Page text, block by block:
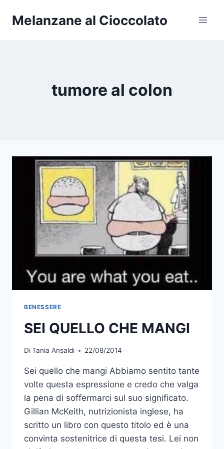
Melanzane al Cioccolato
tumore al colon
BENESSERE
SEI QUELLO CHE MANGI
DiTania Ansaldi 22/08/2014
Sei quello che mangi Abbiamo sentito tante
volte questa espressione e credo che valga
la pena di soffermarci sul suo significato.
Gillian McKeith, nutrizionista inglese, ha
scritto un libro con questo titolo ed è una
convinta sostenitrice di questa tesi. Lei non